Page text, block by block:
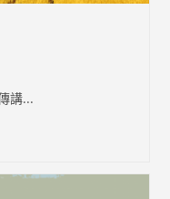
講...